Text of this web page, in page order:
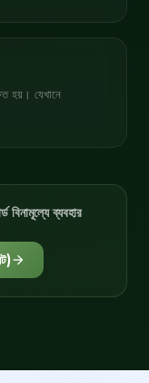
হয়। যেখানে
বিনামূল্যে ব্যবহার
arrow_forward